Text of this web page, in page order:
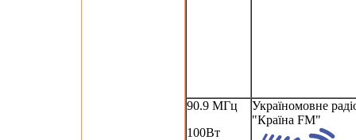
90.9 МГц
100Вт
Україномовне
"Країна FM"